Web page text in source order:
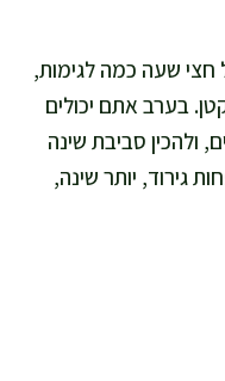
חצי שעה כמה לגימות,
בערב אתם יכולים
ולהכין סביבת שינה
גירוד, יותר שינה,